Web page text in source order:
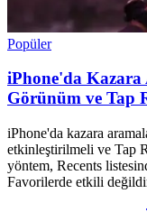
Popüler
iPhone'da Kazara
Görünüm ve Tap
iPhone'da kazara
etkinleştirilmeli ve Tap
yöntem, Recents
Favorilerde etkili